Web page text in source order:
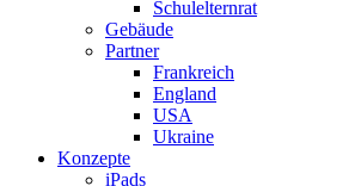
Schulelternrat
Gebäude
Partner
Frankreich
England
USA
Ukraine
Konzepte
iPads